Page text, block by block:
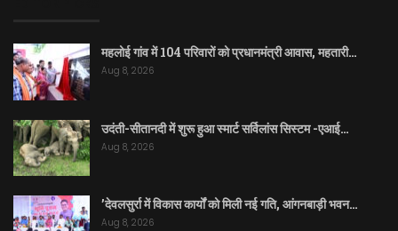
महलोई गांव में 104 परिवारों को प्रधानमंत्री आवास, महतारी…
Aug 8, 2026
उदंती-सीतानदी में शुरू हुआ स्मार्ट सर्विलांस सिस्टम -एआई…
Aug 8, 2026
’देवलसुर्रा में विकास कार्यों को मिली नई गति, आंगनबाड़ी भवन…
Aug 8, 2026